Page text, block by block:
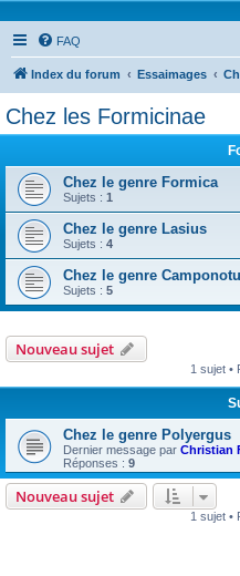
FAQ
Index du forum Essaimages
Chez les Formicinae
Chez le genre Formica
Sujets : 1
Chez le genre Lasius
Sujets : 4
Chez le genre
Sujets : 5
Nouveau sujet
1 sujet •
Chez le genre Polyergus
Dernier message par Christian
Réponses : 9
Nouveau sujet
1 sujet •